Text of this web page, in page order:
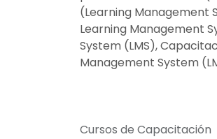
(Learning Management
Learning Management
System (LMS),
Management System
Cursos de Capacitación